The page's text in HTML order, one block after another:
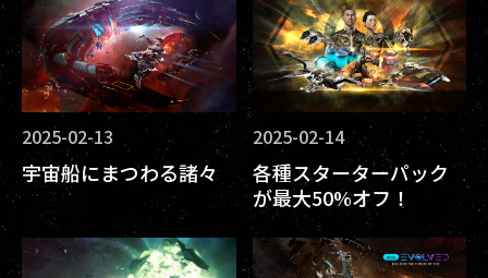
2025-02-13
宇宙船にまつわる諸々
2025-02-14
各種スターターパック
が最大50%オフ！